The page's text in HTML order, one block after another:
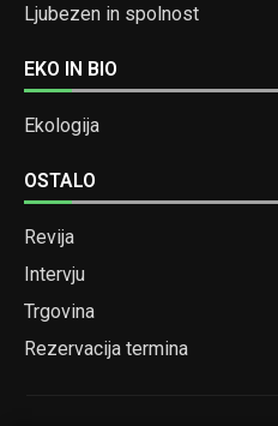
Ljubezen in spolnost
EKO IN BIO
Ekologija
OSTALO
Revija
Intervju
Trgovina
Rezervacija termina